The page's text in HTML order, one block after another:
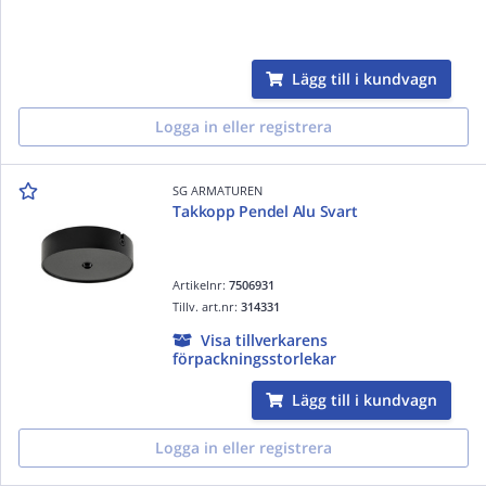
Lägg till i kundvagn
Logga in eller registrera
SG ARMATUREN
Takkopp Pendel Alu Svart
Artikelnr:7506931
Tillv. art.nr:314331
Visa tillverkarens
förpackningsstorlekar
Lägg till i kundvagn
Logga in eller registrera